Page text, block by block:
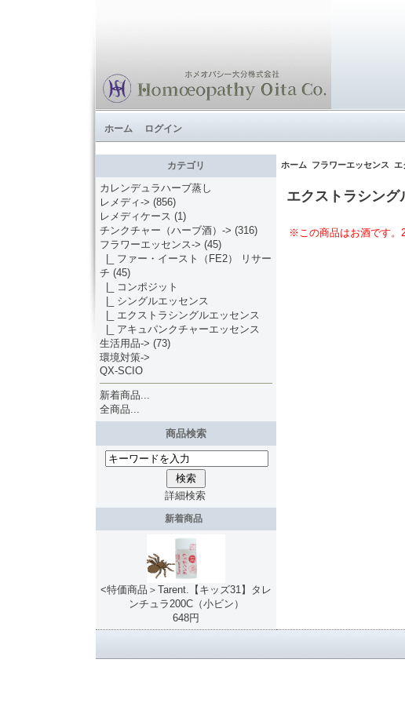
ホーム ログイン
カテゴリ
カレンデュラハーブ蒸し
レメディ-> (856)
レメディケース (1)
チンクチャー（ハーブ酒）-> (316)
フラワーエッセンス-> (45)
|_ ファー・イースト（FE2） リサー
チ (45)
|_ コンポジット
|_ シングルエッセンス
|_ エクストラシングルエッセンス
|_ アキュパンクチャーエッセンス
生活用品-> (73)
環境対策->
QX-SCIO
新着商品...
全商品...
商品検索
詳細検索
新着商品
<特価商品＞Tarent.【キッズ31】タレ
ンチュラ200C（小ビン）
648円
ホーム フラワーエッセンス エ
エクストラシング
※この商品はお酒です。